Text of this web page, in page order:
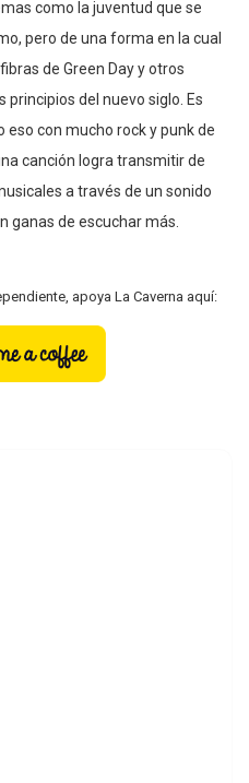
como la juventud que se
pero de una forma en la cual
de Green Day y otros
principios del nuevo siglo. Es
eso con mucho rock y punk de
canción logra transmitir de
a través de un sonido
ganas de escuchar más.
apoya La Caverna aquí: